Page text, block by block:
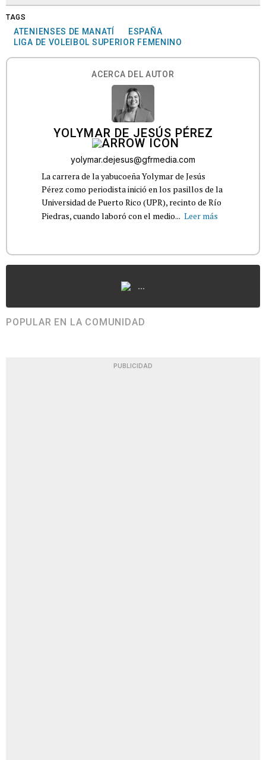
TAGS
ATENIENSES DE MANATÍ
ESPAÑA
LIGA DE VOLEIBOL SUPERIOR FEMENINO
ACERCA DEL AUTOR
YOLYMAR DE JESÚS PÉREZ
yolymar.dejesus@gfrmedia.com
La carrera de la yabucoeña Yolymar de Jesús
Pérez como periodista inició en los pasillos de la
Universidad de Puerto Rico (UPR), recinto de Río
Piedras, cuando laboró con el medio... Leer más
...
POPULAR EN LA COMUNIDAD
PUBLICIDAD